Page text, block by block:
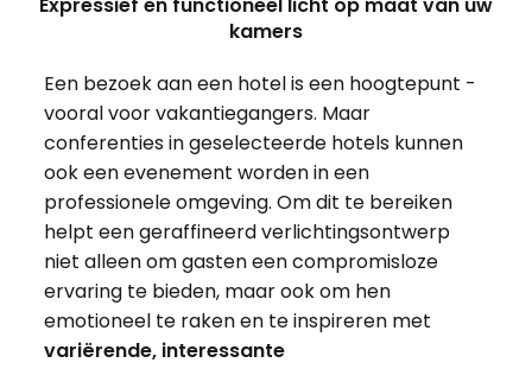
Expressief en functioneel licht op maat van uw
kamers
Een bezoek aan een hotel is een hoogtepunt -
vooral voor vakantiegangers. Maar
conferenties in geselecteerde hotels kunnen
ook een evenement worden in een
professionele omgeving. Om dit te bereiken
helpt een geraffineerd verlichtingsontwerp
niet alleen om gasten een compromisloze
ervaring te bieden, maar ook om hen
emotioneel te raken en te inspireren met
variërende, interessante